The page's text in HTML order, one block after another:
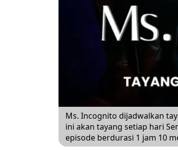
Ms. Incognito dijadwalkan
ini akan tayang setiap hari
episode berdurasi 1 jam 10